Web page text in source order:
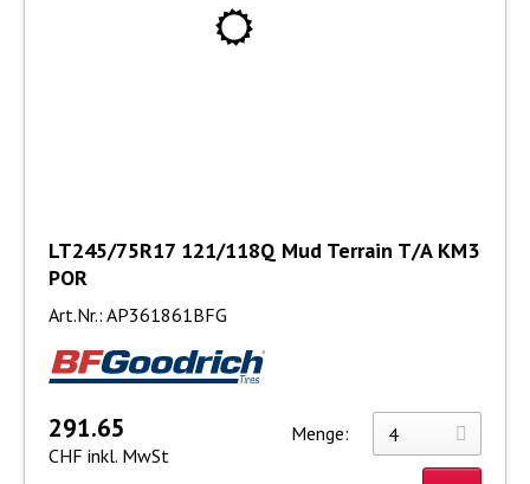
LT245/75R17 121/118Q Mud Terrain T/A KM3
POR
Art.Nr.: AP361861BFG
291.65
CHF inkl. MwSt
Menge: